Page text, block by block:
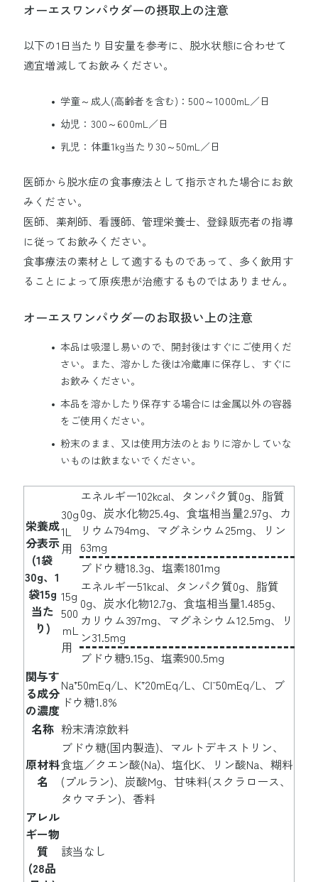
オーエスワンパウダーの摂取上の注意
以下の1日当たり目安量を参考に、脱水状態に合わせて
適宜増減してお飲みください。
学童～成人(高齢者を含む)：500～1000mL／日
幼児：300～600mL／日
乳児：体重1kg当たり30～50mL／日
医師から脱水症の食事療法として指示された場合にお飲
みください。
医師、薬剤師、看護師、管理栄養士、登録販売者の指導
に従ってお飲みください。
食事療法の素材として適するものであって、多く飲用す
ることによって原疾患が治癒するものではありません。
オーエスワンパウダーのお取扱い上の注意
本品は吸湿し易いので、開封後はすぐにご使用くだ
さい。また、溶かした後は冷蔵庫に保存し、すぐに
お飲みください。
本品を溶かしたり保存する場合には金属以外の容器
をご使用ください。
粉末のまま、又は使用方法のとおりに溶かしていな
いものは飲まないでください。
栄養成
分表示
(1袋
30g、1
袋15g
当た
り)
30g
1L
用
エネルギー102kcal、タンパク質0g、脂質
0g、炭水化物25.4g、食塩相当量2.97g、カ
リウム794mg、マグネシウム25mg、リン
63mg
ブドウ糖18.3g、塩素1801mg
15g
500
ｍL
用
エネルギー51kcal、タンパク質0g、脂質
0g、炭水化物12.7g、食塩相当量1.485g、
カリウム397mg、マグネシウム12.5mg、リ
ン31.5mg
ブドウ糖9.15g、塩素900.5mg
関与す
る成分
の濃度
Na⁺50mEq/L、K⁺20mEq/L、Cl⁻50mEq/L、ブ
ドウ糖1.8%
名称 粉末清涼飲料
原材料
名
ブドウ糖(国内製造)、マルトデキストリン、
食塩／クエン酸(Na)、塩化K、リン酸Na、糊料
(プルラン)、炭酸Mg、甘味料(スクラロース、
タウマチン)、香料
アレル
ギー物
質
(28品
該当なし